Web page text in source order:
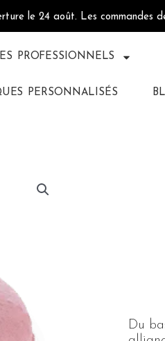
le 24 août. Les commandes
PROFESSIONNELS
PERSONNALISÉS
Du